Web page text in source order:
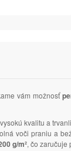
vám možnosť
kvalitu a
voči praniu a
g/m², čo zaručuje